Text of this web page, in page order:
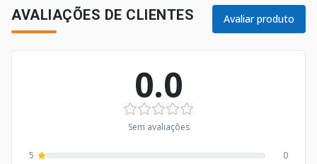
AVALIAÇÕES DE CLIENTES Avaliar produto
0.0
Sem avaliações
5
0